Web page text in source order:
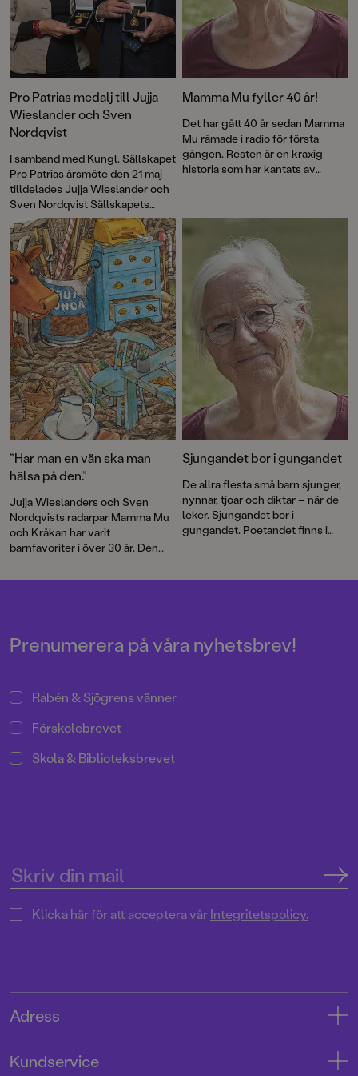
Pro Patrias medalj till Jujja
Wieslander och Sven
Nordqvist
I samband med Kungl. Sällskapet
Pro Patrias årsmöte den 21 maj
tilldelades Jujja Wieslander och
Sven Nordqvist Sällskapets
guldmedalj För medborgerliga
förtjänster i 8:e storleken.
Mamma Mu fyller 40 år!
Det har gått 40 år sedan Mamma
Mu råmade i radio för första
gången. Resten är en kraxig
historia som har kantats av
jubileet med en ny pekbok:
Kråkans kläder.
”Har man en vän ska man
hälsa på den.”
Jujja Wieslanders och Sven
Nordqvists radarpar Mamma Mu
och Kråkan har varit
barnfavoriter i över 30 år. Den
ledsenär en varm berättelse om
Sjungandet bor i gungandet
De allra flesta små barn sjunger,
nynnar, tjoar och diktar – när de
leker. Sjungandet bor i
gungandet. Poetandet finns i
Prenumerera på våra nyhetsbrev!
Rabén & Sjögrens vänner
Förskolebrevet
Skola & Biblioteksbrevet
Klicka här för att acceptera vårIntegritetspolicy.
Adress
Kundservice